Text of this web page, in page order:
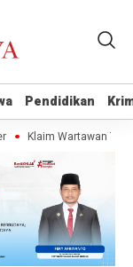
Pendidikan
Pendidikan
Klaim Wartawan Tanpa